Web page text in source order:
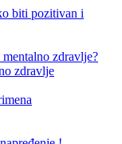
biti pozitivan i
zdravlje?
zdravlje